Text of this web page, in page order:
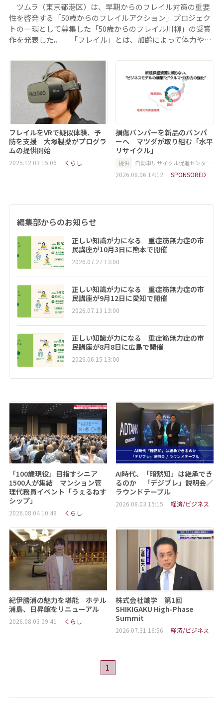
ツムラ（東京都港区）は、早期からのフレイル対策の重要
性を啓発する「50歳からのフレイルアクション」プロジェク
トの一環として募集した「50歳からのフレイル川柳」の受賞
作を発表した。 「フレイル」とは、加齢によって体力や…
フレイルをVRで疑似体験、予
防を支援 大塚製薬がプログラ
ムの提供開始
2025.12.03 15:06 くらし
損傷バンパーを新品のバンパ
ーへ マツダが取り組む「水平
リサイクル」
提供 自動車リサイクル促進センター
2026.08.06 14:12 SPONSORED
編集部からのお知らせ
正しい知識が力になる 重症筋無力症の市
民講座が10月3日に熊本で開催
2026.07.27 13:00
正しい知識が力になる 重症筋無力症の市
民講座が9月12日に愛知で開催
2026.07.13 13:00
正しい知識が力になる 重症筋無力症の市
民講座が8月8日に広島で開催
2026.06.15 13:00
「100歳現役」目指すシニア
1500人が集結 マンション管
理代務員イベント「うぇるねす
シップ」
2026.08.04 10:48 くらし
AI時代、「暗黙知」は継承でき
るのか 「デジブレ」説明会／
ラウンドテーブル
2026.08.03 15:15 経済/ビジネス
紀伊勝浦の魅力を堪能 ホテル
浦島、日昇館をリニューアル
2026.08.03 09:41 くらし
株式会社識学 第1回
SHIKIGAKU High-Phase
Summit
2026.07.31 16:56 経済/ビジネス
1